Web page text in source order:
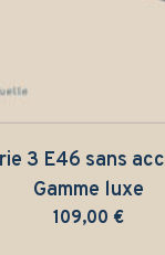
3 E46 sans
Gamme luxe
109,00 €